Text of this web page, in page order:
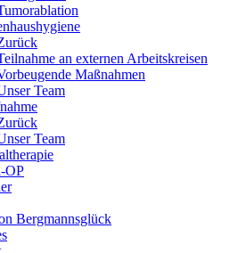
an externen Arbeitskreisen
Maßnahmen
Team
Team
OP
Bergmannsglück